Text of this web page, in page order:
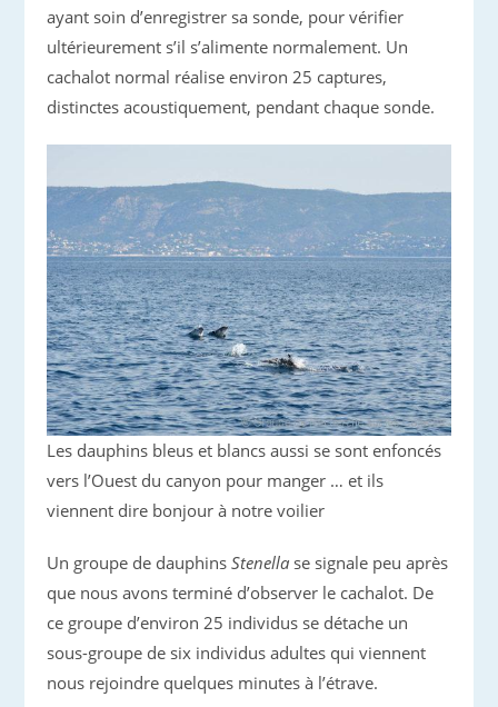
ayant soin d’enregistrer sa sonde, pour vérifier
ultérieurement s’il s’alimente normalement. Un
cachalot normal réalise environ 25 captures,
distinctes acoustiquement, pendant chaque sonde.
Les dauphins bleus et blancs aussi se sont enfoncés
vers l’Ouest du canyon pour manger … et ils
viennent dire bonjour à notre voilier
Un groupe de dauphinsStenellase signale peu après
que nous avons terminé d’observer le cachalot. De
ce groupe d’environ 25 individus se détache un
sous-groupe de six individus adultes qui viennent
nous rejoindre quelques minutes à l’étrave.